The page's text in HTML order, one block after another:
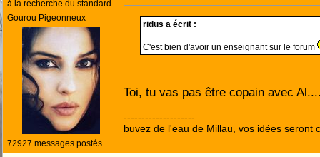
à la recherche du standard
Gourou Pigeonneux
72927 messages postés
ridus a écrit :
C'est bien d'avoir un enseignant sur le forum
Toi, tu vas pas être copain avec
--------------------
buvez de l'eau de Millau, vos idées seront